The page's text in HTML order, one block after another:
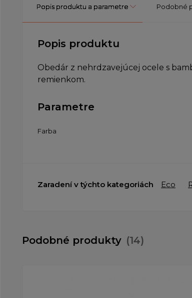
Popis produktu a parametre Podobné
Popis produktu
Obedár z nehrdzavejúcej ocele s
remienkom.
Parametre
Farba
Zaradení v týchto kategoriách Eco
Podobné produkty (14)